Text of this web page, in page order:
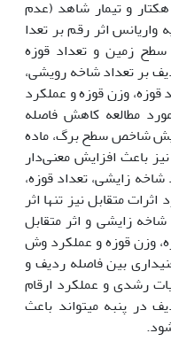
کیلوگرم در هکتار و تیمار شاهد (عدم
اثر رقم بر تعدا
سطح زمین و تعداد قوزه
بر تعداد شاخه رویشی،
قوزه، وزن قوزه و عملکرد
مطالعه کاهش فاصله
شاخص سطح برگ، ماده
باعث افزایش‌ معنی‌دار
زایشی، تعداد قوزه،
متقابل نیز تنها اثر
زایشی و اثر متقابل
وزن قوزه و عملکرد وش
بین فاصله ردیف و
رشدی و عملکرد ارقام
در پنبه می‏تواند باعث